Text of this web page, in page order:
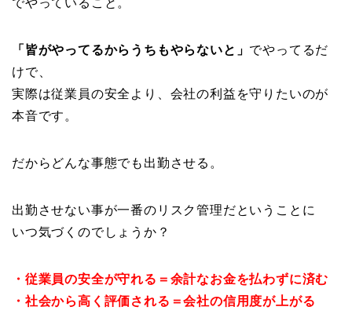
でやっていること。
「皆がやってるからうちもやらないと」 でやってるだ
けで、
実際は従業員の安全より、会社の利益を守りたいのが
本音です。
だからどんな事態でも出勤させる。
出勤させない事が一番のリスク管理だということに
いつ気づくのでしょうか？
・従業員の安全が守れる＝余計なお金を払わずに済む
・社会から高く評価される＝会社の信用度が上がる